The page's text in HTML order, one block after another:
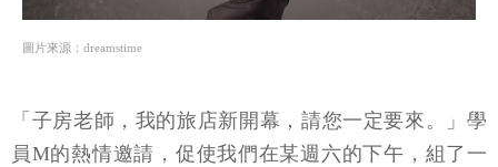
圖片來源：dreamstime
「子房老師，我的旅店新開幕，請您一定要來。」學
員M的熱情邀請，促使我們在某週六的下午，組了一